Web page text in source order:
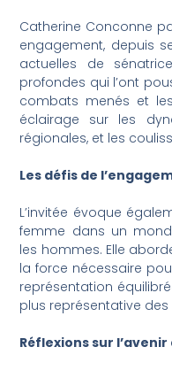
Catherine Conconne
engagement, depuis
actuelles de
profondes qui l’ont
combats menés et
éclairage sur les
régionales, et les
Les défis de
L’invitée évoque
femme dans un
les hommes. Elle
la force nécessaire
représentation
plus représentative
Réflexions sur